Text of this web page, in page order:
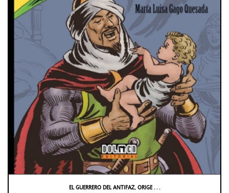
EL GUERRERO DEL ANTIFAZ, ORIGE . . .